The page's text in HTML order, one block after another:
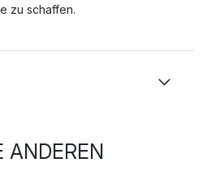
zu schaffen.
ANDEREN